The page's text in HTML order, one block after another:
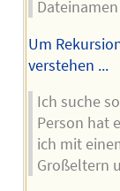
Um
verstehen ...
Ich suche
Person hat
ich mit
Großeltern